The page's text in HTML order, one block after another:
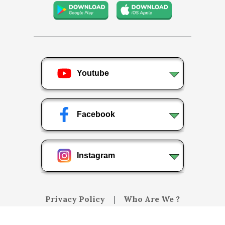
Youtube
Facebook
Instagram
Privacy Policy | Who Are We ?